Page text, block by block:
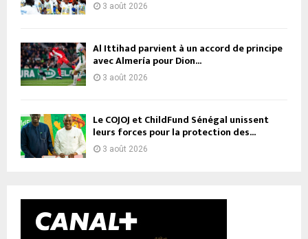
3 août 2026
Al Ittihad parvient à un accord de principe
avec Almería pour Dion...
3 août 2026
Le COJOJ et ChildFund Sénégal unissent
leurs forces pour la protection des...
3 août 2026